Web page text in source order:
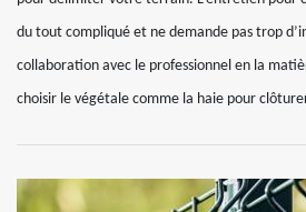
du tout compliqué et ne demande pas trop
collaboration avec le professionnel en la
choisir le végétale comme la haie pour